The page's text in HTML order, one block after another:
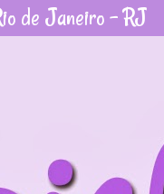
de Janeiro - RJ